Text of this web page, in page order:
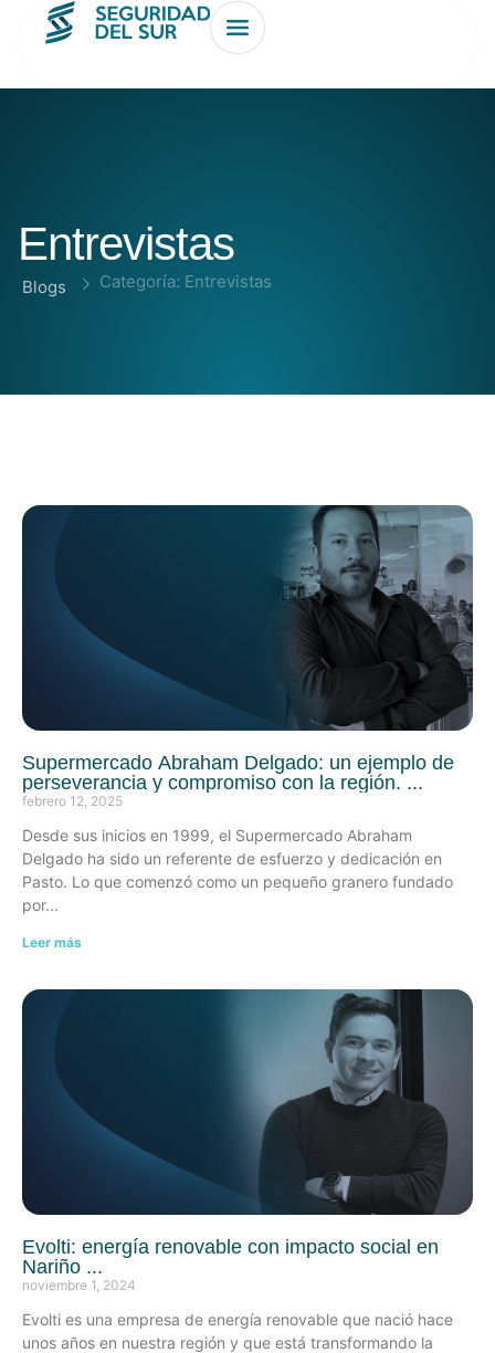
Entrevistas
Blogs Categoría: Entrevistas
Supermercado Abraham Delgado: un ejemplo de
perseverancia y compromiso con la región.
febrero 12, 2025
Desde sus inicios en 1999, el Supermercado Abraham
Delgado ha sido un referente de esfuerzo y dedicación en
Pasto. Lo que comenzó como un pequeño granero fundado
por
Leer más
Evolti: energía renovable con impacto social en
Nariño
noviembre 1, 2024
Evolti es una empresa de energía renovable que nació hace
unos años en nuestra región y que está transformando la